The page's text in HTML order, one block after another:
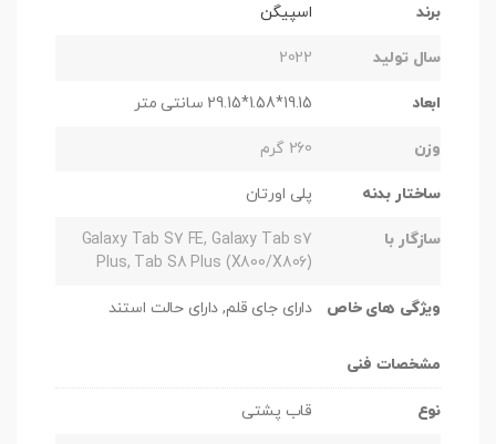
برند اسپیگن
سال تولید 2022
ابعاد ‎29.15*1.58*19.15 سانتی متر
وزن 260 گرم
ساختار بدنه پلی اورتان
سازگار با
Galaxy Tab S7 FE, Galaxy Tab s7
Plus, Tab S8 Plus (X800/X806)
ویژگی های خاص دارای جای قلم, دارای حالت استند
مشخصات فنی
نوع قاب پشتی